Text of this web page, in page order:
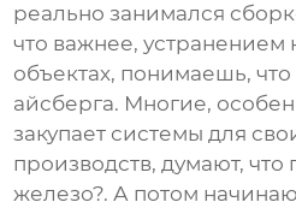
реально занимался
что важнее, устранением
объектах, понимаешь,
айсберга. Многие,
закупает системы для
производств, думают, что
железо?. А потом